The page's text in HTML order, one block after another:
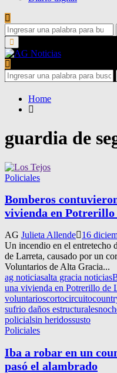
Search
for:Primary
Menu
Search
for:
Home
guardia de
Policiales
Bomberos
vivienda en
AG Julieta Allende 16
Un incendio en el entretecho
de Larreta, causado por un
Voluntarios de Alta Gracia...
ag noticiasalta gracia noticias
una vivienda en Potrerillo de
voluntarioscortocircuito
sufrio daños estructurales
policialsin heridossusto
Policiales
Iba a robar en un
pasó el alambrado